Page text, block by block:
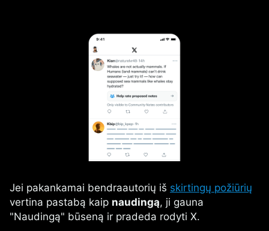
Jei pakankamai bendraautorių iš skirtingų požiūrių
vertina pastabą kaip naudingą, ji gauna
"Naudingą" būseną ir pradeda rodyti X.